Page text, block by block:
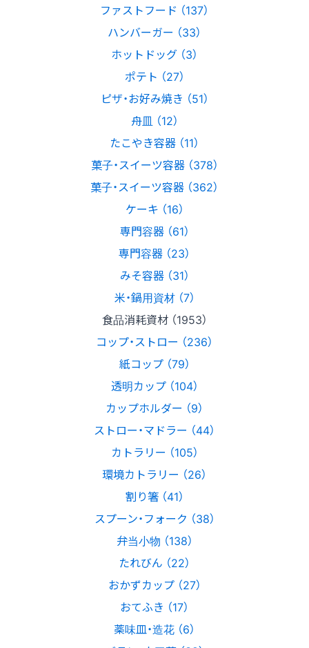
ファストフード （137）
ハンバーガー （33）
ホットドッグ （3）
ポテト （27）
ピザ・お好み焼き （51）
舟皿 （12）
たこやき容器 （11）
菓子・スイーツ容器 （378）
菓子・スイーツ容器 （362）
ケーキ （16）
専門容器 （61）
専門容器 （23）
みそ容器 （31）
米・鍋用資材 （7）
食品消耗資材 （1953）
コップ・ストロー （236）
紙コップ （79）
透明カップ （104）
カップホルダー （9）
ストロー・マドラー （44）
カトラリー （105）
環境カトラリー （26）
割り箸 （41）
スプーン・フォーク （38）
弁当小物 （138）
たれびん （22）
おかずカップ （27）
おてふき （17）
薬味皿・造花 （6）